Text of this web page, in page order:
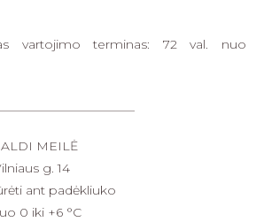
vartojimo terminas: 72 val. nuo
MEILĖ
g. 14
ant padėkliuko
0 iki +6 °C